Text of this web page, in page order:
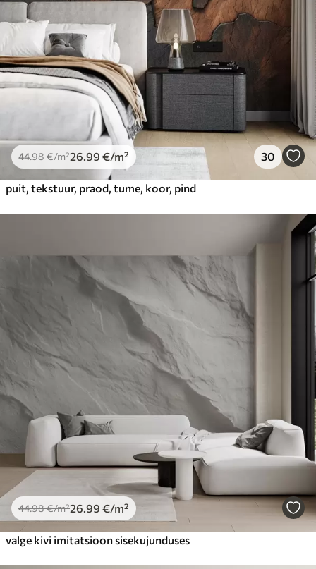
44.98€/m²26.99 €/m² 30
puit, tekstuur, praod, tume, koor, pind
44.98€/m²26.99 €/m²
valge kivi imitatsioon sisekujunduses